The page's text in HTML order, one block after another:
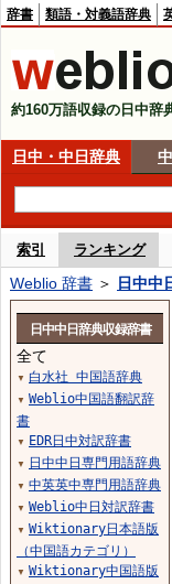
辞書 類語・対義語辞典
約160万語収録の日中辞
日中・中日辞典
索引 ランキング
Weblio 辞書 ＞ 日中中
日中中日辞典収録辞書
全て
▼ 白水社 中国語辞典
▼ Weblio中国語翻訳辞
書
▼ EDR日中対訳辞書
▼ 日中中日専門用語辞典
▼ 中英英中専門用語辞典
▼ Weblio中日対訳辞書
▼ Wiktionary日本語版
（中国語カテゴリ）
▼ Wiktionary中国語版